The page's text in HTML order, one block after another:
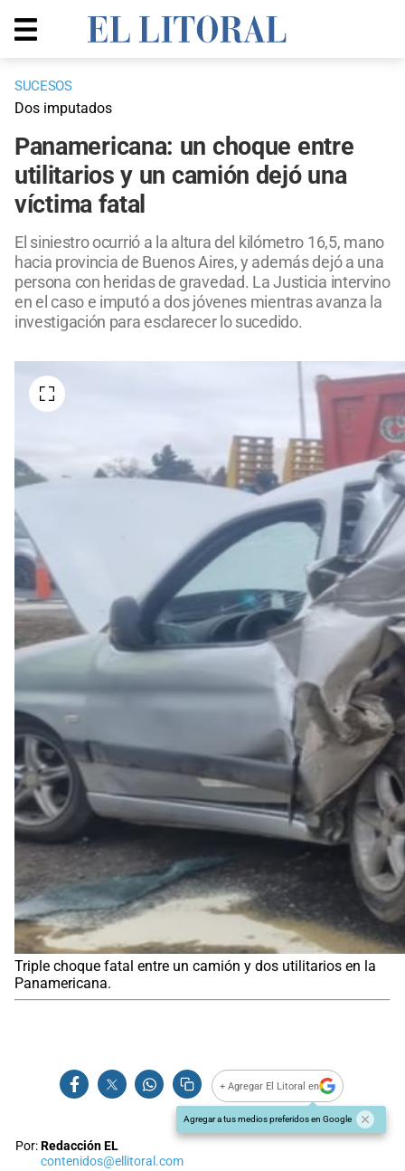
SUCESOS
Dos imputados
Panamericana: un choque entre
utilitarios y un camión dejó una
víctima fatal
El siniestro ocurrió a la altura del kilómetro 16,5, mano
hacia provincia de Buenos Aires, y además dejó a una
persona con heridas de gravedad. La Justicia intervino
en el caso e imputó a dos jóvenes mientras avanza la
investigación para esclarecer lo sucedido.
Triple choque fatal entre un camión y dos utilitarios en la
Panamericana.
+ Agregar El Litoral en
Agregar a tus medios preferidos en Google
Por:Redacción EL
contenidos@ellitoral.com